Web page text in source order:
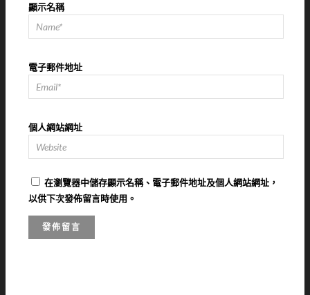
顯示名稱
電子郵件地址
個人網站網址
在瀏覽器中儲存顯示名稱、電子郵件地址及個人網站網址，
以供下次發佈留言時使用。